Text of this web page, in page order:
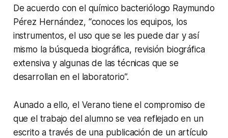
De acuerdo con el químico bacteriólogo Raymundo
Pérez Hernández, “conoces los equipos, los
instrumentos, el uso que se les puede dar y así
mismo la búsqueda biográfica, revisión biográfica
extensiva y algunas de las técnicas que se
desarrollan en el laboratorio”.
Aunado a ello, el Verano tiene el compromiso de
que el trabajo del alumno se vea reflejado en un
escrito a través de una publicación de un artículo